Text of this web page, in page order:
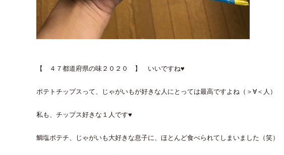
【 ４７都道府県の味２０２０ 】 いいですね♥
ポテトチップスって、じゃがいもが好きな人にとっては最高ですよね（＞∀＜人）
私も、チップス好きな１人です♥
鯛塩ポテチ、じゃがいも大好きな息子に、ほとんど食べられてしまいました（笑）